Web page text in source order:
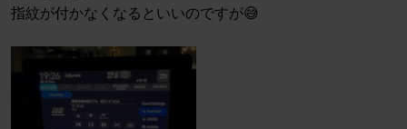
指紋が付かなくなるといいのですが😅